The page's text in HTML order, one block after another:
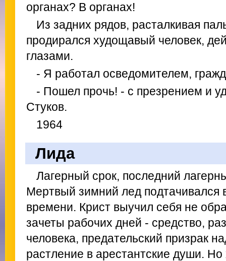
органах? В органах!
Из задних рядов, расталкивая
продирался худощавый человек,
глазами.
- Я работал осведомителем,
- Пошел прочь! - с презрением и
Стуков.
1964
Лида
Лагерный срок, последний
Мертвый зимний лед подтачивался
времени. Крист выучил себя не
зачеты рабочих дней - средство,
человека, предательский призрак
растление в арестантские души.